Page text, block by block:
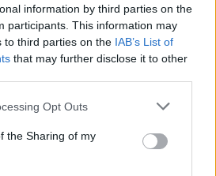
information by third parties on the
participants. This information may
to third parties on the IAB’s List of
that may further disclose it to other
app uses one or more Google
usage behaviour. You may click to
Google and its third-party tags to
specified purposes in below Google
Opt Outs
the Sharing of my
να βοηθήσει και στην
σε νησιά δύο κρίσιμους
υποδομή: ηλεκτρική ενέργεια